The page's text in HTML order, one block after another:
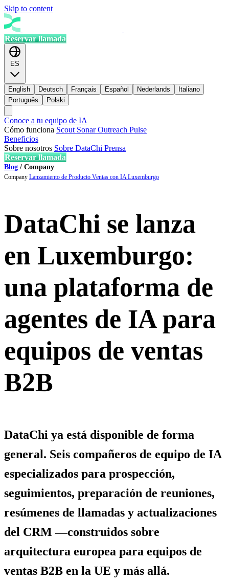
Skip to content
Reservar llamada
ES
English Deutsch Français Español Nederlands
Italiano
Português
Polski
Conoce a tu equipo de IA
Cómo funciona Scout SonarOutreach Pulse
Beneficios
Sobre nosotros Sobre DataChi Prensa
Reservar llamada
Blog / Company
Company Lanzamiento de Producto Ventas con IALuxemburgo
DataChi se lanza
en Luxemburgo:
una plataforma de
agentes de IA para
equipos de ventas
B2B
DataChi ya está disponible de forma
general. Seis compañeros de equipo de IA
especializados para prospección,
seguimientos, preparación de reuniones,
resúmenes de llamadas y actualizaciones
del CRM —construidos sobre
arquitectura europea para equipos de
ventas B2B en la UE y más allá.